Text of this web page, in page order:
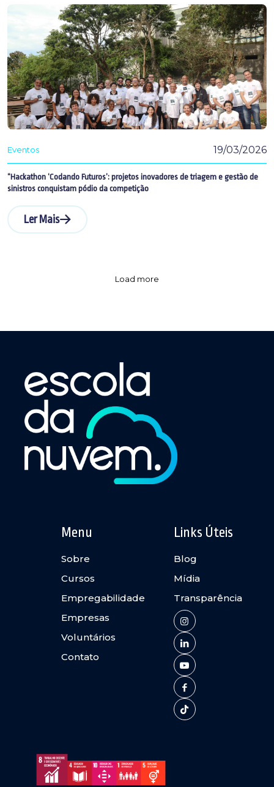
Eventos 19/03/2026
“Hackathon ‘Codando Futuros’: projetos inovadores de triagem e gestão de
sinistros conquistam pódio da competição
Ler Mais
Load more
Menu
Sobre
Cursos
Empregabilidade
Empresas
Voluntários
Contato
Links Úteis
Blog
Mídia
Transparência